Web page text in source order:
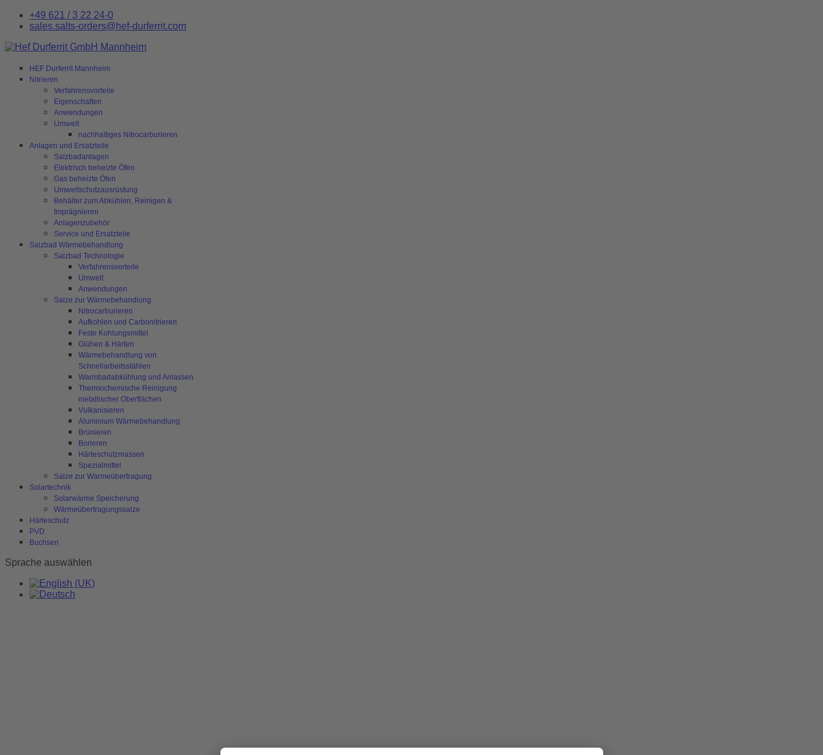
+49 621 / 3 22 24-0
sales.salts-orders@hef-durferrit.com
HEF Durferrit Mannheim
Nitrieren
Verfahrensvorteile
Eigenschaften
Anwendungen
Umwelt
nachhaltiges Nitrocarburieren
Anlagen und Ersatzteile
Salzbadanlagen
Elektrisch beheizte Öfen
Gas beheizte Öfen
Umweltschutzausrüstung
Behälter zum Abkühlen, Reinigen &
Imprägnieren
Anlagenzubehör
Service und Ersatzteile
Salzbad Wärmebehandlung
Salzbad Technologie
Verfahrensvorteile
Umwelt
Anwendungen
Salze zur Wärmebehandlung
Nitrocarburieren
Aufkohlen und Carbonitrieren
Feste Kohlungsmittel
Glühen & Härten
Wärmebehandlung von
Schnellarbeitsstählen
Warmbadabkühlung und Anlassen
Thermochemische Reinigung
metallischer Oberflächen
Vulkanisieren
Aluminium Wärmebehandlung
Brünieren
Borieren
Härteschutzmassen
Spezialmittel
Salze zur Wärmeübertragung
Solartechnik
Solarwärme Speicherung
Wärmeübertragungssalze
Härteschutz
PVD
Buchsen
Sprache auswählen